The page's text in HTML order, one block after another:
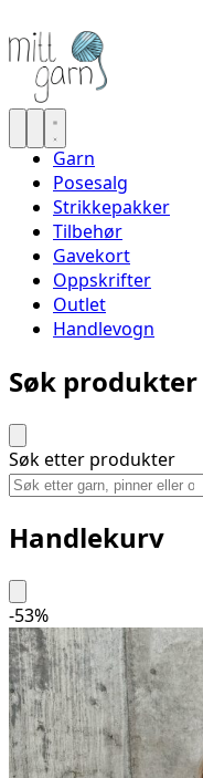
Garn
Posesalg
Strikkepakker
Tilbehør
Gavekort
Oppskrifter
Outlet
Handlevogn
Søk produkter
Søk etter produkter
Handlekurv
-53%